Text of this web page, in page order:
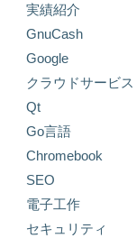
実績紹介
GnuCash
Google
クラウドサービス
Qt
Go言語
Chromebook
SEO
電子工作
セキュリティ